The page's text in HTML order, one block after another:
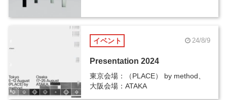
イベント 24/8/9
Presentation 2024
東京会場：（PLACE） by method、
大阪会場：ATAKA